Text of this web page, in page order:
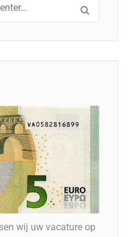
wij uw vacature op